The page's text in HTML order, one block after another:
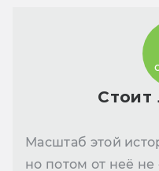
Стоит
Масштаб этой
но потом от неё не